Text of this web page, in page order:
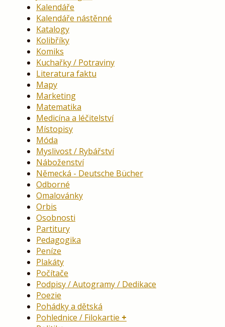
Kalendáře
Kalendáře nástěnné
Katalogy
Kolibříky
Komiks
Kuchařky / Potraviny
Literatura faktu
Mapy
Marketing
Matematika
Medicína a léčitelství
Místopisy
Móda
Myslivost / Rybářství
Náboženství
Německá - Deutsche Bücher
Odborné
Omalovánky
Orbis
Osobnosti
Partitury
Pedagogika
Peníze
Plakáty
Počítače
Podpisy / Autogramy / Dedikace
Poezie
Pohádky a dětská
Pohlednice / Filokartie